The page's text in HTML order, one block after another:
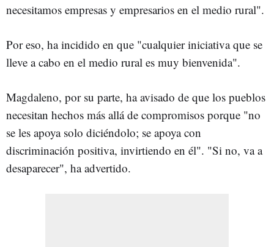
necesitamos empresas y empresarios en el medio rural".
Por eso, ha incidido en que "cualquier iniciativa que se
lleve a cabo en el medio rural es muy bienvenida".
Magdaleno, por su parte, ha avisado de que los pueblos
necesitan hechos más allá de compromisos porque "no
se les apoya solo diciéndolo; se apoya con
discriminación positiva, invirtiendo en él". "Si no, va a
desaparecer", ha advertido.